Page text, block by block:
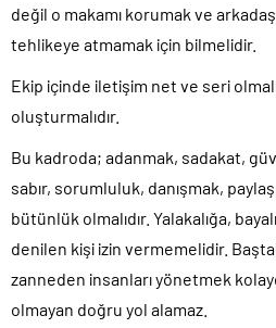
değil o makamı korumak ve
tehlikeye atmamak için bilmelidir.
Ekip içinde iletişim net ve seri
oluşturmalıdır.
Bu kadroda; adanmak, sadakat,
sabır, sorumluluk, danışmak,
bütünlük olmalıdır. Yalakalığa,
denilen kişi izin vermemelidir.
zanneden insanları yönetmek
olmayan doğru yol alamaz.